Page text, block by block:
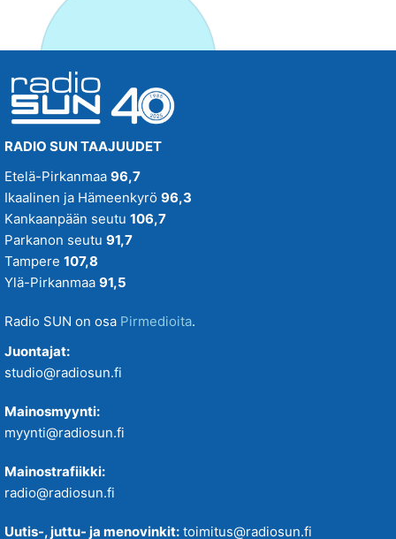
RADIO SUN TAAJUUDET
Etelä-Pirkanmaa 96,7
Ikaalinen ja Hämeenkyrö 96,3
Kankaanpään seutu 106,7
Parkanon seutu 91,7
Tampere 107,8
Ylä-Pirkanmaa 91,5
Radio SUN on osa Pirmedioita.
Juontajat:
studio@radiosun.fi
Mainosmyynti:
myynti@radiosun.fi
Mainostrafiikki:
radio@radiosun.fi
Uutis-, juttu- ja menovinkit: toimitus@radiosun.fi